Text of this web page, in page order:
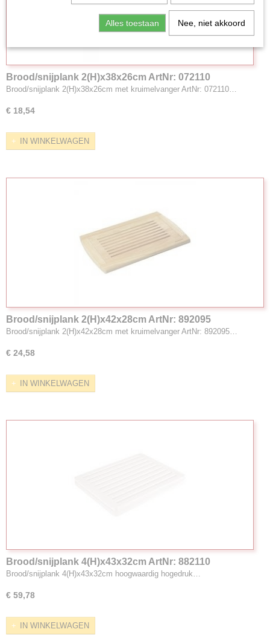
Brood/snijplank 2(H)x38x26cm ArtNr: 072110
Brood/snijplank 2(H)x38x26cm met kruimelvanger ArtNr: 072110…
€ 18,54
IN WINKELWAGEN
Brood/snijplank 2(H)x42x28cm ArtNr: 892095
Brood/snijplank 2(H)x42x28cm met kruimelvanger ArtNr: 892095…
€ 24,58
IN WINKELWAGEN
Brood/snijplank 4(H)x43x32cm ArtNr: 882110
Brood/snijplank 4(H)x43x32cm hoogwaardig hogedruk…
€ 59,78
IN WINKELWAGEN
Alles toestaan Nee, niet akkoord